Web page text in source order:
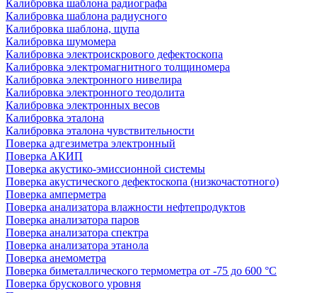
Калибровка шаблона радиографа
Калибровка шаблона радиусного
Калибровка шаблона, щупа
Калибровка шумомера
Калибровка электроискрового дефектоскопа
Калибровка электромагнитного толщиномера
Калибровка электронного нивелира
Калибровка электронного теодолита
Калибровка электронных весов
Калибровка эталона
Калибровка эталона чувствительности
Поверка адгезиметра электронный
Поверка АКИП
Поверка акустико-эмиссионной системы
Поверка акустического дефектоскопа (низкочастотного)
Поверка амперметра
Поверка анализатора влажности нефтепродуктов
Поверка анализатора паров
Поверка анализатора спектра
Поверка анализатора этанола
Поверка анемометра
Поверка биметаллического термометра от -75 до 600 °С
Поверка брускового уровня